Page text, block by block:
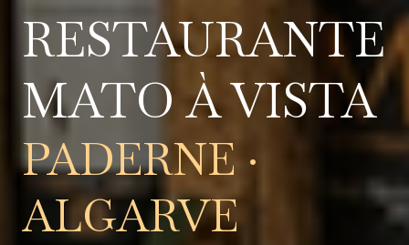
RESTAURANTE
MATO À VISTA
PADERNE ·
ALGARVE